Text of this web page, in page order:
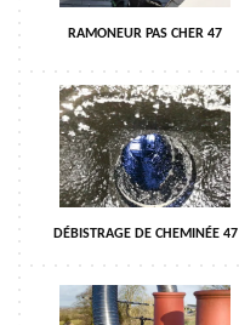
RAMONEUR PAS CHER 47
DÉBISTRAGE DE CHEMINÉE 47